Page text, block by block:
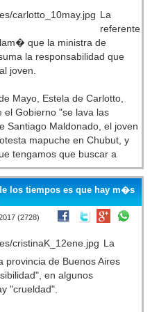
estrecho margen de 0,8
una conversaci�n en
precandidato a diputado por
pol�micos procesos de
Buenos Aires.
contra el Gobierno
de los votos y del
quedaron cerca de 1.500
en municipios
La
referente
que la ministra de
la responsabilidad que
joven.
Mayo, Estela de Carlotto,
Gobierno "se lava las
Santiago Maldonado, el joven
mapuche en Chubut, y
tengamos que buscar a
del artesano de 27 a�os, la
reclam� que la ministra
la responsabilidad que
de Maldonado y que
expresa "desprecio por los
la historia y estamos
los tiempos es que hay m�s
2017 (2728)
La
provincia de Buenos Aires
en algunos
"crueldad".